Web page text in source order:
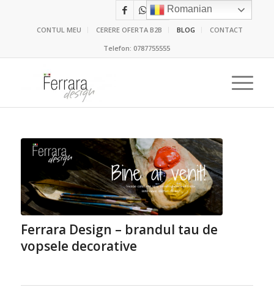
CONTUL MEU CERERE OFERTA B2B BLOG
CONTACT
Telefon:0787755555
Ferrara Design – brandul tau de
vopsele decorative
Romanian